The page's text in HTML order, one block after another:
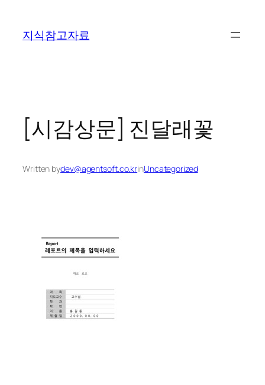
지식참고자료
[시감상문] 진달래꽃
Written bydev@agentsoft.co.krinUncategorized